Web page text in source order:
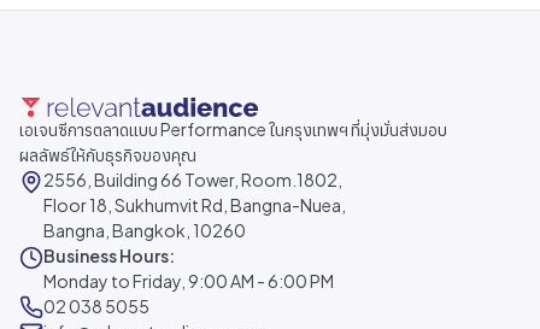
เอเจนซีการตลาดแบบ Performance ในกรุงเทพฯ ที่มุ่งมั่นส่งมอบ
ผลลัพธ์ให้กับธุรกิจของคุณ
2556, Building 66 Tower, Room.1802,
Floor 18, Sukhumvit Rd, Bangna-Nuea,
Bangna, Bangkok, 10260
Business Hours:
Monday to Friday, 9:00 AM - 6:00 PM
02 038 5055